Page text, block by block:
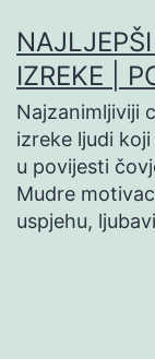
na
sadržaj
NAJLJEPŠI
IZREKE |
Najzanimljiviji
izreke ljudi
u povijesti
Mudre
uspjehu,